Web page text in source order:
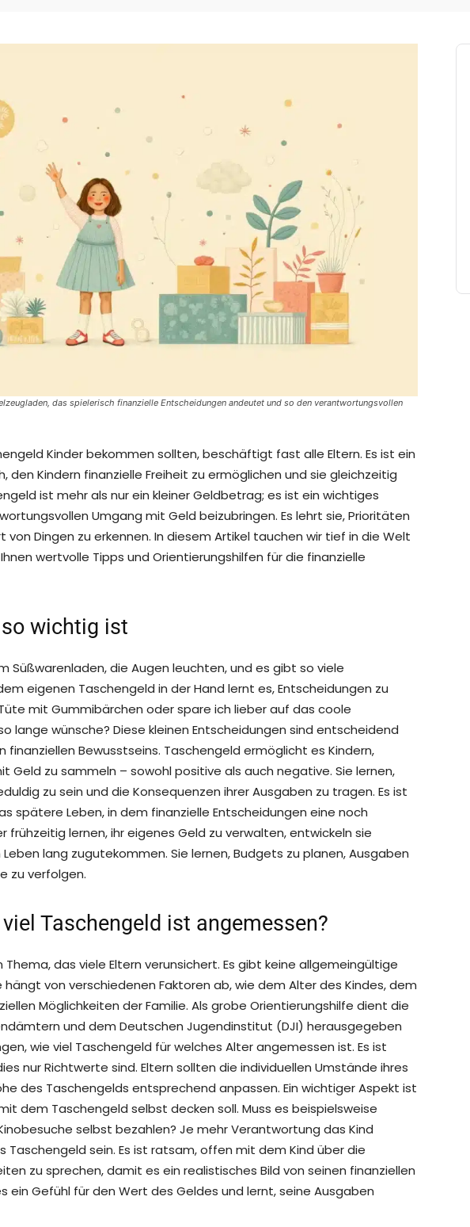
das spielerisch finanzielle Entscheidungen andeutet und so den verantwortungsvollen
Kinder bekommen sollten, beschäftigt fast alle Eltern. Es ist ein
den Kindern finanzielle Freiheit zu ermöglichen und sie gleichzeitig
ist mehr als nur ein kleiner Geldbetrag; es ist ein wichtiges
Umgang mit Geld beizubringen. Es lehrt sie, Prioritäten
von Dingen zu erkennen. In diesem Artikel tauchen wir tief in die Welt
wertvolle Tipps und Orientierungshilfen für die finanzielle
wichtig ist
Süßwarenladen, die Augen leuchten, und es gibt so viele
eigenen Taschengeld in der Hand lernt es, Entscheidungen zu
mit Gummibärchen oder spare ich lieber auf das coole
lange wünsche? Diese kleinen Entscheidungen sind entscheidend
finanziellen Bewusstseins. Taschengeld ermöglicht es Kindern,
Geld zu sammeln – sowohl positive als auch negative. Sie lernen,
zu sein und die Konsequenzen ihrer Ausgaben zu tragen. Es ist
spätere Leben, in dem finanzielle Entscheidungen eine noch
frühzeitig lernen, ihr eigenes Geld zu verwalten, entwickeln sie
lang zugutekommen. Sie lernen, Budgets zu planen, Ausgaben
zu verfolgen.
Taschengeld ist angemessen?
das viele Eltern verunsichert. Es gibt keine allgemeingültige
von verschiedenen Faktoren ab, wie dem Alter des Kindes, dem
Möglichkeiten der Familie. Als grobe Orientierungshilfe dient die
und dem Deutschen Jugendinstitut (DJI) herausgegeben
wie viel Taschengeld für welches Alter angemessen ist. Es ist
nur Richtwerte sind. Eltern sollten die individuellen Umstände ihres
des Taschengelds entsprechend anpassen. Ein wichtiger Aspekt ist
dem Taschengeld selbst decken soll. Muss es beispielsweise
selbst bezahlen? Je mehr Verantwortung das Kind
sein. Es ist ratsam, offen mit dem Kind über die
zu sprechen, damit es ein realistisches Bild von seinen finanziellen
ein Gefühl für den Wert des Geldes und lernt, seine Ausgaben